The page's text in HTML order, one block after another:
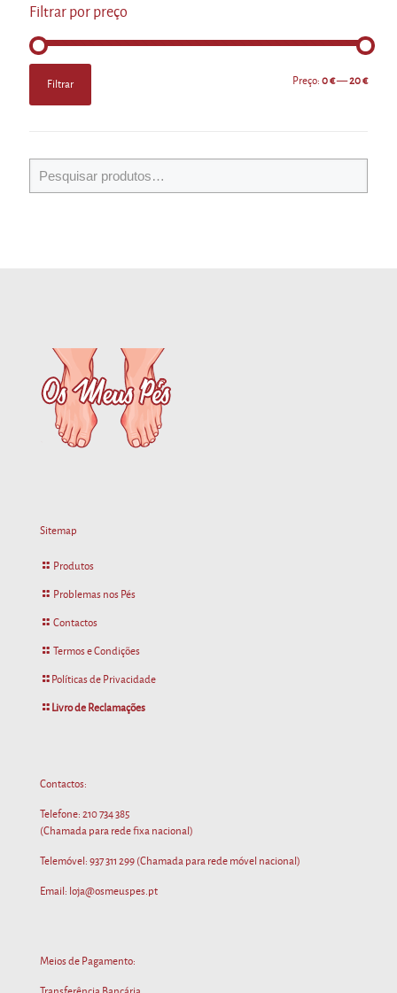
Filtrar por preço
mínimo
máximo
Filtrar Preço: 0 €—20 €
Sitemap
Produtos
Problemas nos Pés
Contactos
Termos e Condições
Políticas de Privacidade
Livro de Reclamações
Contactos:
Telefone: 210 734 385
(Chamada para rede fixa nacional)
Telemóvel: 937 311 299 (Chamada para rede móvel nacional)
Email: loja@osmeuspes.pt
Meios de Pagamento: